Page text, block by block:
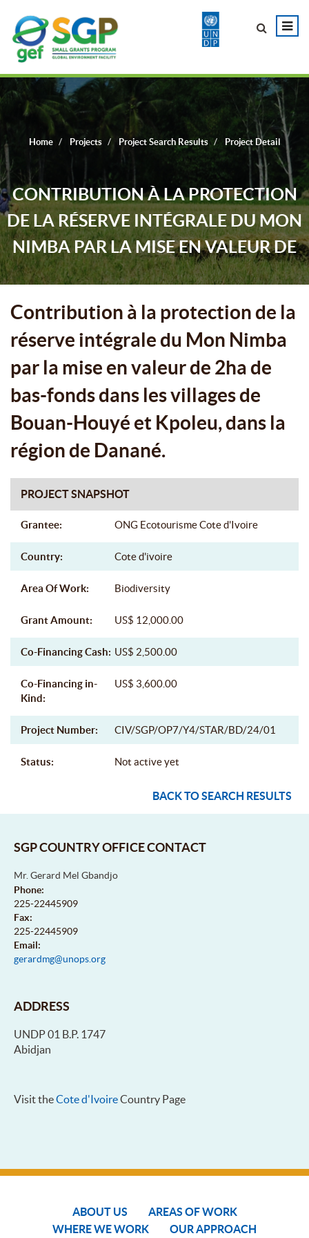
Home Projects Project Search Results Project Detail
CONTRIBUTION À LA PROTECTION
DE LA RÉSERVE INTÉGRALE DU MON
NIMBA PAR LA MISE EN VALEUR DE
2HA DE BAS-FONDS DANS LES
KPOLEU, DANS LA RÉGION DE
DANANÉ.
Contribution à la protection de la
réserve intégrale du Mon Nimba
par la mise en valeur de 2ha de
bas-fonds dans les villages de
Bouan-Houyé et Kpoleu, dans la
région de Danané.
PROJECT SNAPSHOT
Grantee: ONG Ecotourisme Cote d'Ivoire
Country: Cote d'ivoire
Area Of Work: Biodiversity
Grant Amount: US$ 12,000.00
Co-Financing Cash: US$ 2,500.00
Co-Financing in-
Kind:
US$ 3,600.00
Project Number: CIV/SGP/OP7/Y4/STAR/BD/24/01
Status: Not active yet
BACK TO SEARCH RESULTS
SGP COUNTRY OFFICE CONTACT
Mr. Gerard Mel Gbandjo
Phone:
225-22445909
Fax:
225-22445909
Email:
gerardmg@unops.org
ADDRESS
UNDP 01 B.P. 1747
Abidjan
Visit theCote d'IvoireCountry Page
ABOUT US
AREAS OF WORK
WHERE WE WORK
OUR APPROACH